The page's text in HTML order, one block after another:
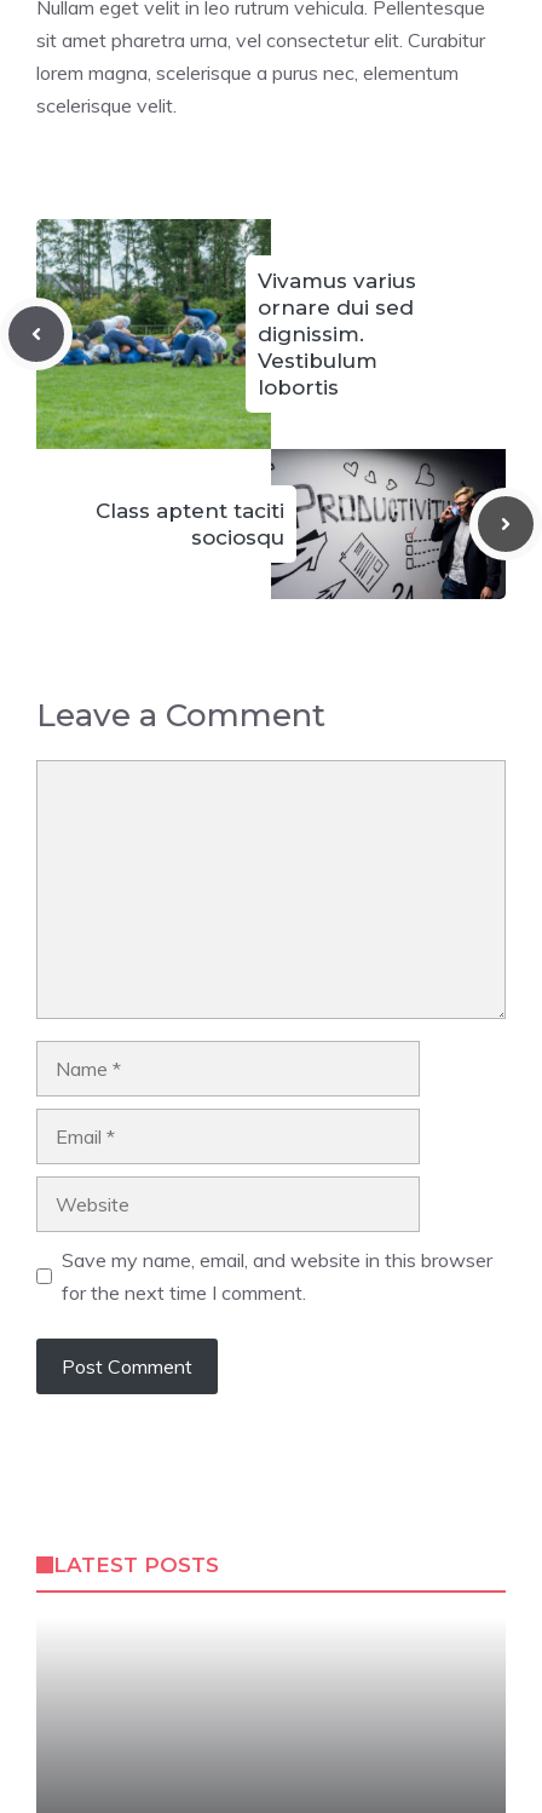
Nullam eget velit in leo rutrum vehicula. Pellentesque
sit amet pharetra urna, vel consectetur elit. Curabitur
lorem magna, scelerisque a purus nec, elementum
scelerisque velit.
Vivamus varius
ornare dui sed
dignissim.
Vestibulum
lobortis
Class aptent taciti
sociosqu
Leave a Comment
Save my name, email, and website in this browser
for the next time I comment.
LATEST POSTS